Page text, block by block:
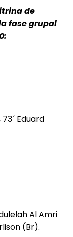
de
fase grupal
Eduard
Al Amri
(Br).